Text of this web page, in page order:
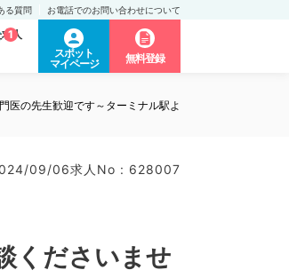
る質問 お電話でのお問い合わせについて
人
1
スポット
マイページ
無料登録
医の先生歓迎です～ターミナル駅よ
09/06求人No : 628007
くださいませ